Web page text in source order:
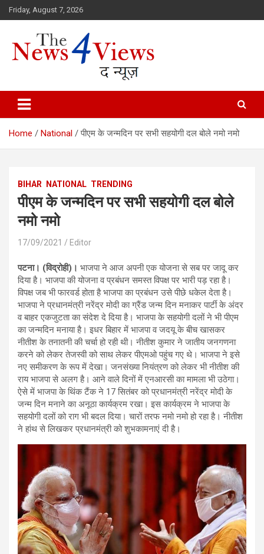
Skip
to
Friday, August 7, 2026
TheNews4Views
Home National पीएम के जन्मदिन पर सभी सहयोगी दल बोले नमो नमो
BIHAR NATIONAL TRENDING
पीएम के जन्मदिन पर सभी सहयोगी दल बोले
नमो नमो
17/09/2021 Editor
पटना। (विद्रोही)। भाजपा ने आज अपनी एक योजना से सब पर जादू कर
दिया है। भाजपा की योजना व प्रबंधन समस्त विपक्ष पर भारी पड़ रहा है।
विपक्ष जब भी फारवर्ड होता है भाजपा का प्रबंधन उसे पीछे धकेल देता है।
भाजपा ने प्रधानमंत्री नरेंद्र मोदी का ग्रैंड जन्म दिन मनाकर पार्टी के अंदर
व बाहर एकजुटता का संदेश दे दिया है। भाजपा के सहयोगी दलों ने भी पीएम
का जन्मदिन मनाया है। इधर बिहार में भाजपा व जदयू के बीच खासकर
नीतीश के तनातनी की चर्चा हो रही थी। नीतीश कुमार ने जातीय जनगणना
करने को लेकर तेजस्वी को साथ लेकर पीएमओ पहुंच गए थे। भाजपा ने इसे
नए समीकरण के रूप में देखा। जनसंख्या नियंत्रण को लेकर भी नीतीश की
राय भाजपा से अलग है। आने वाले दिनों में एनआरसी का मामला भी उठेगा।
ऐसे में भाजपा के थिंक टैंक ने 17 सितंबर को प्रधानमंत्री नरेंद्र मोदी के
जन्म दिन मनाने का अनूठा कार्यक्रम रखा। इस कार्यक्रम ने भाजपा के
सहयोगी दलों को राग भी बदल दिया। चारों तरफ नमो नमो हो रहा है। नीतीश
ने हांथ से लिखकर प्रधानमंत्री को शुभकामनाएं दी है।